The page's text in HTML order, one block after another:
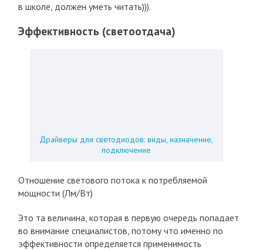
в школе, должен уметь читать))).
Эффективность (светоотдача)
Драйверы для светодиодов: виды, назначение,
подключение
Отношение светового потока к потребляемой
мощности (Лм/Вт)
Это та величина, которая в первую очередь попадает
во внимание специалистов, потому что именно по
эффективности определяется применимость